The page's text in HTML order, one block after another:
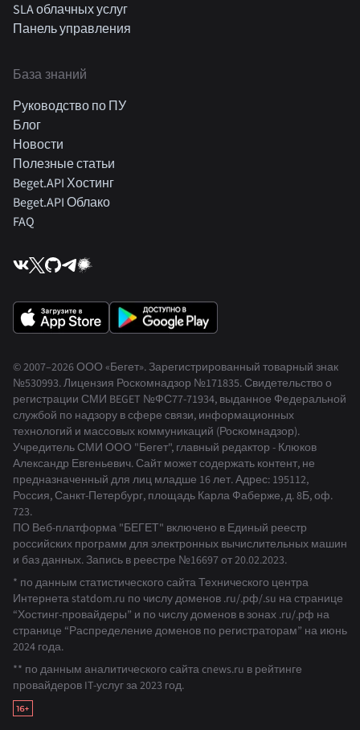
SLA облачных услуг
Панель управления
База знаний
Руководство по ПУ
Блог
Новости
Полезные статьи
Beget.API Хостинг
Beget.API Облако
FAQ
© 2007–2026 ООО «Бегет». Зарегистрированный товарный знак
№530993.Лицензия Роскомнадзор №171835. Свидетельство о
регистрации СМИ BEGET №ФС77-71934, выданное Федеральной
службой по надзору в сфере связи, информационных
технологий и массовых коммуникаций (Роскомнадзор).
Учредитель СМИ ООО "Бегет", главный редактор - Клюков
Александр Евгеньевич. Сайт может содержать контент, не
предназначенный для лиц младше 16 лет. Адрес: 195112,
Россия, Санкт-Петербург, площадь Карла Фаберже, д. 8Б, оф.
723.
ПО Веб-платформа "БЕГЕТ" включено в Единый реестр
российских программ для электронных вычислительных машин
и баз данных. Запись в реестре №16697 от 20.02.2023.
* по данным статистического сайта Технического центра
Интернета statdom.ru по числу доменов .ru/.рф/.su на странице
“Хостинг-провайдеры” и по числу доменов в зонах .ru/.рф на
странице “Распределение доменов по регистраторам” на июнь
2024 года.
** по данным аналитического сайта cnews.ru в рейтинге
провайдеров IT-услуг за 2023 год.